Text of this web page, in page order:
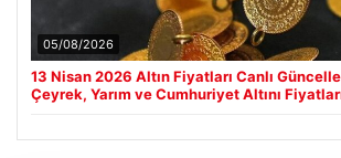
05/08/2026
13 Nisan 2026 Altın Fiyatları Canlı
Çeyrek, Yarım ve Cumhuriyet Altını